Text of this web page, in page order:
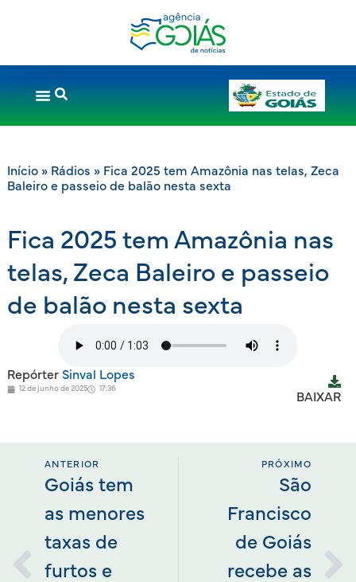
Início» Rádios » Fica 2025 tem Amazônia nas telas, Zeca
Baleiro e passeio de balão nesta sexta
Fica 2025 tem Amazônia nas
telas, Zeca Baleiro e passeio
de balão nesta sexta
RepórterSinval Lopes
12 de junho de 2025 17:36
BAIXAR
ANTERIOR
Goiás tem
as menores
taxas de
furtos e
PRÓXIMO
São
Francisco
de Goiás
recebe as